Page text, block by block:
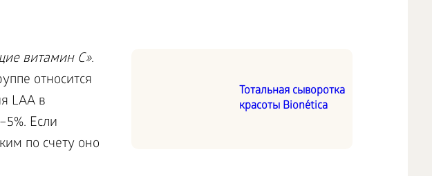
Тотальная сыворотка
красоты Bionética
витамин C».
относится
LAA в
Если
по счету оно